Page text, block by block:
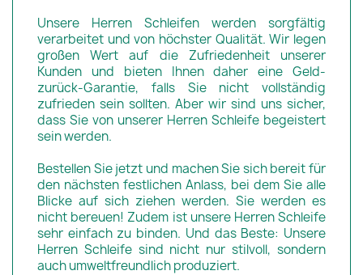
Unsere Herren Schleifen werden sorgfältig
verarbeitet und von höchster Qualität. Wir legen
großen Wert auf die Zufriedenheit unserer
Kunden und bieten Ihnen daher eine Geld-
zurück-Garantie, falls Sie nicht vollständig
zufrieden sein sollten. Aber wir sind uns sicher,
dass Sie von unserer Herren Schleife begeistert
sein werden.
Bestellen Sie jetzt und machen Sie sich bereit für
den nächsten festlichen Anlass, bei dem Sie alle
Blicke auf sich ziehen werden. Sie werden es
nicht bereuen! Zudem ist unsere Herren Schleife
sehr einfach zu binden. Und das Beste: Unsere
Herren Schleife sind nicht nur stilvoll, sondern
auch umweltfreundlich produziert.